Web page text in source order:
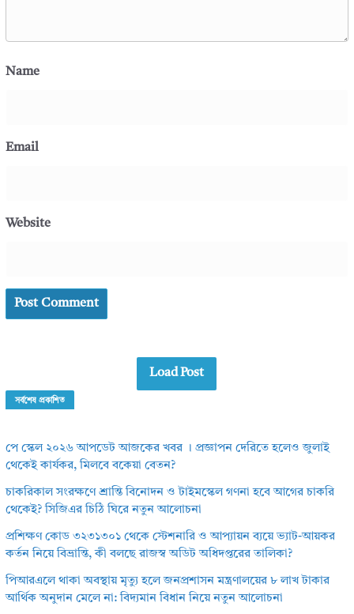
Name
Email
Website
Load Post
সর্বশেষ প্রকাশিত
পে স্কেল ২০২৬ আপডেট আজকের খবর । প্রজ্ঞাপন দেরিতে হলেও জুলাই
থেকেই কার্যকর, মিলবে বকেয়া বেতন?
চাকরিকাল সংরক্ষণে শ্রান্তি বিনোদন ও টাইমস্কেল গণনা হবে আগের চাকরি
থেকেই? সিজিএর চিঠি ঘিরে নতুন আলোচনা
প্রশিক্ষণ কোড ৩২৩১৩০১ থেকে স্টেশনারি ও আপ্যায়ন ব্যয়ে ভ্যাট-আয়কর
কর্তন নিয়ে বিভ্রান্তি, কী বলছে রাজস্ব অডিট অধিদপ্তরের তালিকা?
পিআরএলে থাকা অবস্থায় মৃত্যু হলে জনপ্রশাসন মন্ত্রণালয়ের ৮ লাখ টাকার
আর্থিক অনুদান মেলে না: বিদ্যমান বিধান নিয়ে নতুন আলোচনা